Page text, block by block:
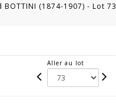
(1874-1907) - Lot 73
Aller au lot